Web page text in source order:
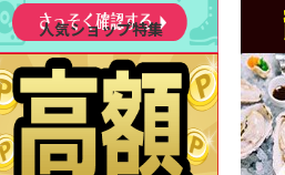
人気ショップ特集